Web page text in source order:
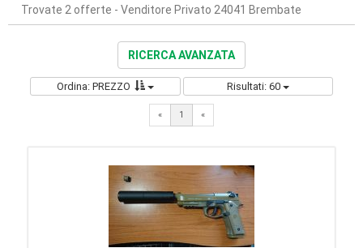
Trovate 2 offerte - Venditore Privato 24041 Brembate
RICERCA AVANZATA
Ordina: PREZZO Risultati: 60
« 1 «